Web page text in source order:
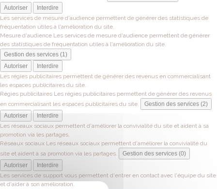
Autoriser
Interdire
Les services de mesure d'audience permettent de générer des statistiques de
fréquentation utiles à l'amélioration du site.
Mesure d'audience Les services de mesure d'audience permettent de générer
des statistiques de fréquentation utiles à l'amélioration du site.
Gestion des services (1)
Autoriser
Interdire
Les régies publicitaires permettent de générer des revenus en commercialisant
les espaces publicitaires du site.
Régies publicitaires Les régies publicitaires permettent de générer des revenus
en commercialisant les espaces publicitaires du site.
Gestion des services (2)
Autoriser
Interdire
Les réseaux sociaux permettent d'améliorer la convivialité du site et aident à sa
promotion via les partages.
Réseaux sociaux Les réseaux sociaux permettent d'améliorer la convivialité du
site et aident à sa promotion via les partages.
Gestion des services (0)
Autoriser
Interdire
Les services de support vous permettent d'entrer en contact avec l'équipe du site
et d'aider à son amélioration.